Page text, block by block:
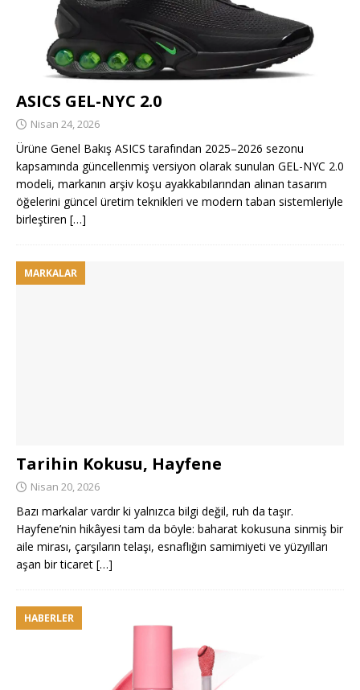
ASICS GEL-NYC 2.0
Nisan 24, 2026
Ürüne Genel Bakış ASICS tarafından 2025–2026 sezonu
kapsamında güncellenmiş versiyon olarak sunulan GEL-NYC 2.0
modeli, markanın arşiv koşu ayakkabılarından alınan tasarım
öğelerini güncel üretim teknikleri ve modern taban sistemleriyle
birleştiren […]
MARKALAR
Tarihin Kokusu, Hayfene
Nisan 20, 2026
Bazı markalar vardır ki yalnızca bilgi değil, ruh da taşır.
Hayfene’nin hikâyesi tam da böyle: baharat kokusuna sinmiş bir
aile mirası, çarşıların telaşı, esnaflığın samimiyeti ve yüzyılları
aşan bir ticaret […]
HABERLER